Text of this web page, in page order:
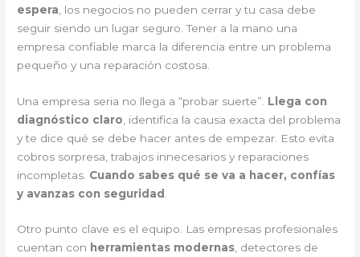
espera , los negocios no pueden cerrar y tu casa debe
seguir siendo un lugar seguro. Tener a la mano una
empresa confiable marca la diferencia entre un problema
pequeño y una reparación costosa.
Una empresa seria no llega a “probar suerte”. Llega con
diagnóstico claro , identifica la causa exacta del problema
y te dice qué se debe hacer antes de empezar. Esto evita
cobros sorpresa, trabajos innecesarios y reparaciones
incompletas. Cuando sabes qué se va a hacer, confías
y avanzas con seguridad
Otro punto clave es el equipo. Las empresas profesionales
cuentan con herramientas modernas, detectores de